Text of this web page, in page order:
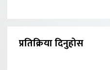
प्रतिक्रिया दिनुहोस